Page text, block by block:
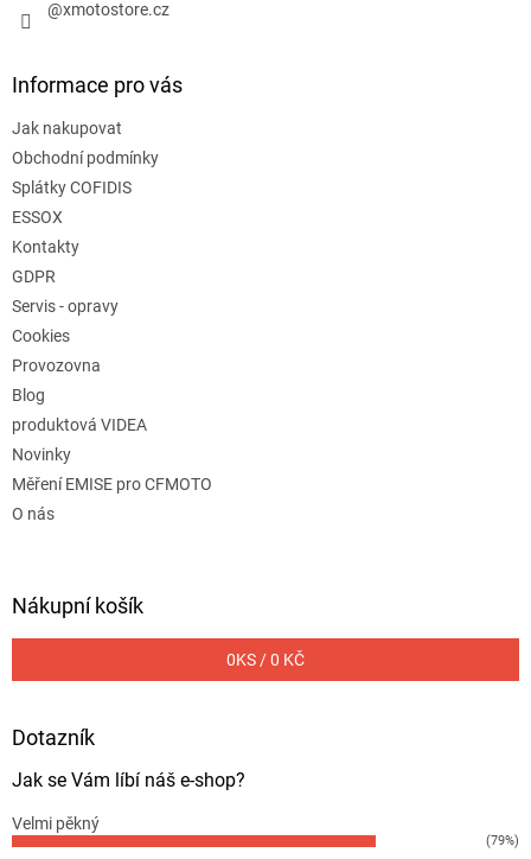
@xmotostore.cz
Informace pro vás
Jak nakupovat
Obchodní podmínky
Splátky COFIDIS
ESSOX
Kontakty
GDPR
Servis - opravy
Cookies
Provozovna
Blog
produktová VIDEA
Novinky
Měření EMISE pro CFMOTO
O nás
Nákupní košík
0KS /0 KČ
Dotazník
Jak se Vám líbí náš e-shop?
Velmi pěkný
(79%)